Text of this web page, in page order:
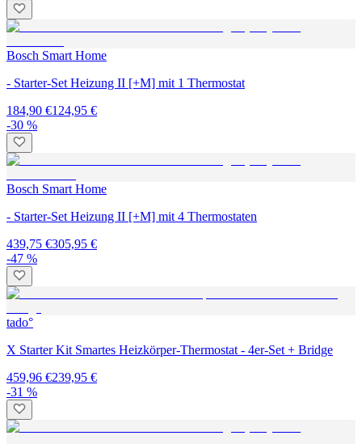
Bosch Smart Home
- Starter-Set Heizung II [+M] mit 1 Thermostat
184,90 €124,95 €
-30 %
Bosch Smart Home
- Starter-Set Heizung II [+M] mit 4 Thermostaten
439,75 €305,95 €
-47 %
tado°
X Starter Kit Smartes Heizkörper-Thermostat - 4er-Set + Bridge
459,96 €239,95 €
-31 %